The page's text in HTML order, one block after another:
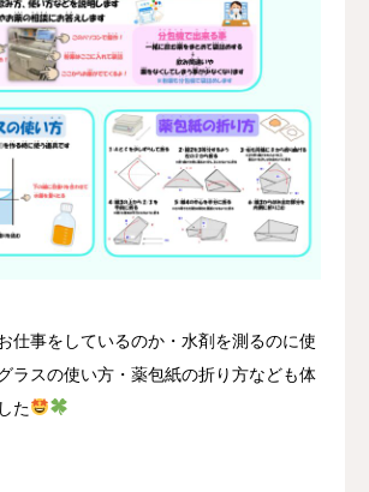
仕事をしているのか・水剤を測るのに使
ラスの使い方・薬包紙の折り方なども体
た